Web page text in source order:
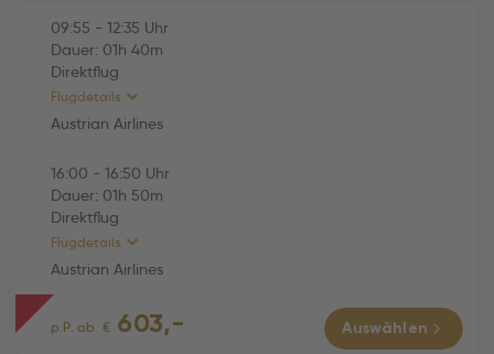
09:55 - 12:35 Uhr
Dauer: 01h 40m
Direktflug
Flugdetails
Austrian Airlines
HINFLUG (Direktflug)
Austrian Airlines (OS823)
Mi., 21.10.2026
09:55 Wien (VIE) -
12:35 Thessaloniki (SKG)
16:00 - 16:50 Uhr
Dauer: 01h 50m
Direktflug
Flugdetails
Austrian Airlines
RÜCKFLUG (Direktflug) 01h 50m
p.P. ab € 603,- Auswählen